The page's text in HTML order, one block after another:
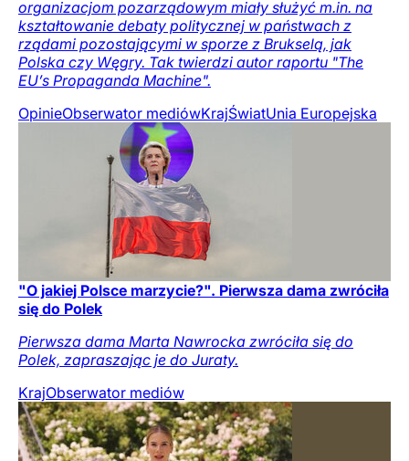
organizacjom pozarządowym miały służyć m.in. na
kształtowanie debaty politycznej w państwach z
rządami pozostającymi w sporze z Brukselą, jak
Polska czy Węgry. Tak twierdzi autor raportu "The
EU’s Propaganda Machine".
OpinieObserwator mediówKrajŚwiatUnia Europejska
"O jakiej Polsce marzycie?". Pierwsza dama zwróciła
się do Polek
Pierwsza dama Marta Nawrocka zwróciła się do
Polek, zapraszając je do Juraty.
KrajObserwator mediów